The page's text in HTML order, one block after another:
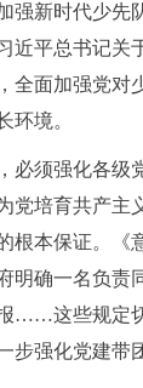
新时代少先
近平总书记关
全面加强党
环境。
须强化各级
党培育共产
根本保证。《
明确一名负
……这些规定
步强化党建